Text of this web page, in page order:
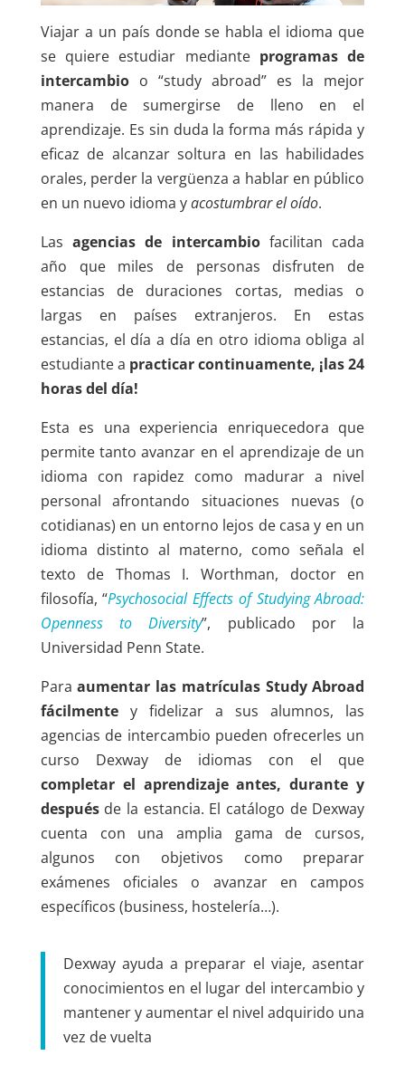
Viajar a un país donde se habla el idioma que
se quiere estudiar mediante programas de
intercambioo “study abroad” es la mejor
manera de sumergirse de lleno en el
aprendizaje. Es sin duda la forma más rápida y
eficaz de alcanzar soltura en las habilidades
orales, perder la vergüenza a hablar en público
en un nuevo idioma yacostumbrar el oído.
Lasagencias de intercambiofacilitan cada
año que miles de personas disfruten de
estancias de duraciones cortas, medias o
largas en países extranjeros. En estas
estancias, el día a día en otro idioma obliga al
estudiante a practicar continuamente, ¡las 24
horas del día!
Esta es una experiencia enriquecedora que
permite tanto avanzar en el aprendizaje de un
idioma con rapidez como madurar a nivel
personal afrontando situaciones nuevas (o
cotidianas) en un entorno lejos de casa y en un
idioma distinto al materno, como señala el
texto de Thomas I. Worthman, doctor en
filosofía, “Psychosocial Effects of Studying Abroad:
Openness to Diversity”, publicado por la
Universidad Penn State.
Paraaumentar las matrículas Study Abroad
fácilmente y fidelizar a sus alumnos, las
agencias de intercambio pueden ofrecerles un
curso Dexway de idiomas con el que
completar el aprendizaje antes, durante y
despuésde la estancia. El catálogo de Dexway
cuenta con una amplia gama de cursos,
algunos con objetivos como preparar
exámenes oficiales o avanzar en campos
específicos (business, hostelería…).
Dexway ayuda a preparar el viaje, asentar
conocimientos en el lugar del intercambio y
mantener y aumentar el nivel adquirido una
vez de vuelta